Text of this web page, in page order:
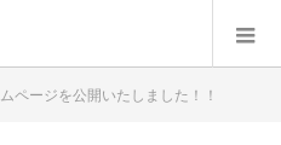
ページを公開いたしました！！